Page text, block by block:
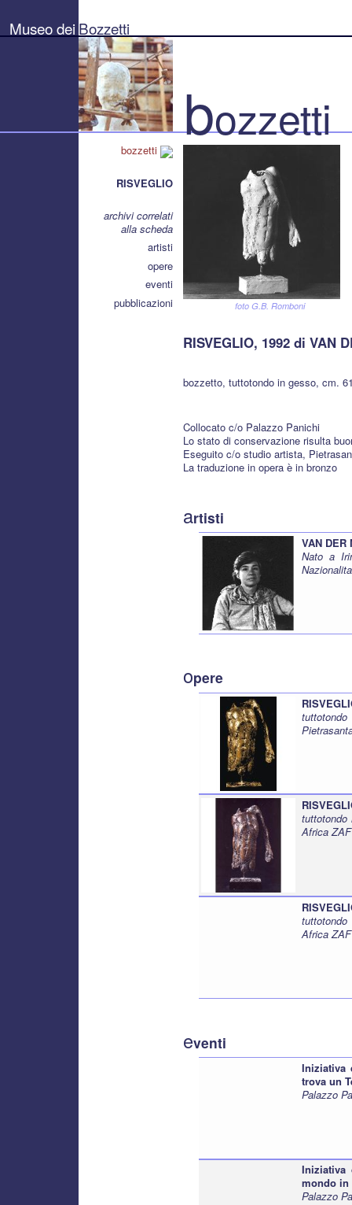
Bozzetti
"Pierluigi
Museo dei Bozzetti
bozzetti
RISVEGLIO
archivi correlati
alla scheda
artisti
opere
eventi
pubblicazioni
bozzetti
foto G.B. Romboni
RISVEGLIO, 1992 di VAN
bozzetto, tuttotondo in gesso, cm.
Collocato c/o Palazzo Panichi
Lo stato di conservazione risulta
Eseguito c/o studio artista,
La traduzione in opera è in bronzo
artisti
VAN DER
Nato a
opere
tuttotondo
Africa ZAF
Africa ZAF
eventi
Iniziativa
trova un
Palazzo
mondo in
Palazzo